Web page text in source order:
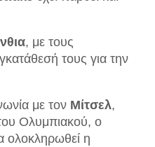
, με τους
τους για την
με τον Μίτσελ,
Ολυμπιακού, ο
ολοκληρωθεί η